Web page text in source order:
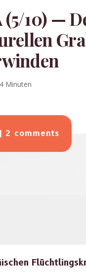
(5/10) —
Minuten
| 2 comments